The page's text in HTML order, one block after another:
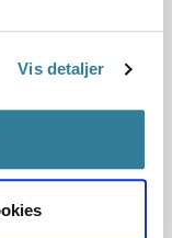
Vis detaljer